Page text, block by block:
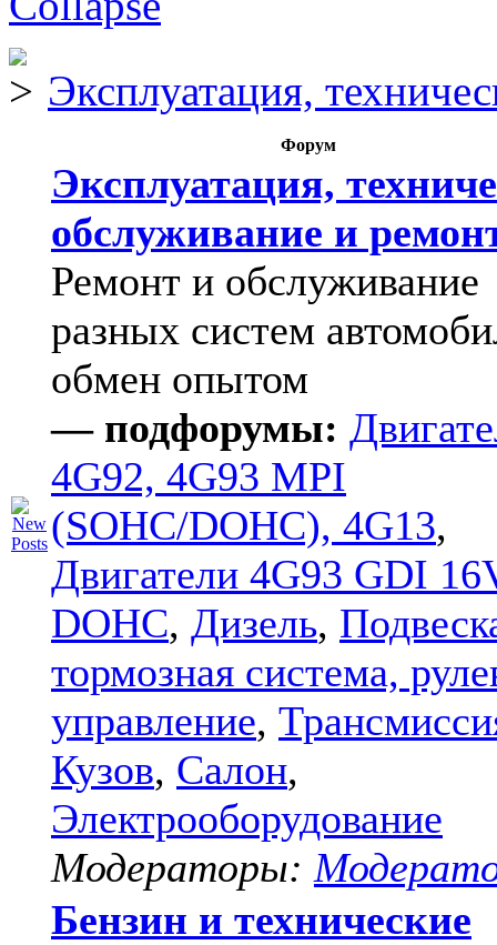
Эксплуатация,
Форум
Эксплуатация,
обслуживание и
Ремонт и обслуживание
разных систем
обмен опытом
— подфорумы:
4G92, 4G93 MPI
(SOHC/DOHC), 4G13,
Двигатели 4G93 GDI
DOHC, Дизель,
тормозная система,
управление,
Кузов, Салон,
Электрооборудование
Модераторы:
Бензин и технические